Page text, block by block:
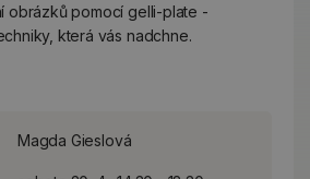
obrázků pomocí gelli-plate -
která vás nadchne.
Magda Gieslová